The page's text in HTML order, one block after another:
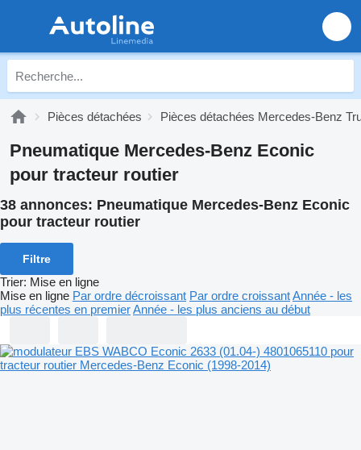
Pièces détachées Pièces détachées Mercedes-Benz
Pneumatique Mercedes-Benz Econic
pour tracteur routier
38 annonces: Pneumatique Mercedes-Benz Econic
pour tracteur routier
Filtre
Trier: Mise en ligne
Mise en ligne Par ordre décroissant Par ordre croissantAnnée - les
plus récentes en premierAnnée - les plus anciens au début